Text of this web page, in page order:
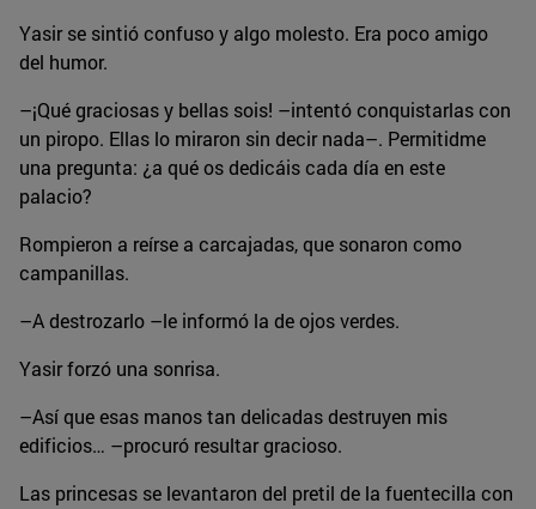
Yasir se sintió confuso y algo molesto. Era poco amigo
del humor.
–¡Qué graciosas y bellas sois! –intentó conquistarlas con
un piropo. Ellas lo miraron sin decir nada–. Permitidme
una pregunta: ¿a qué os dedicáis cada día en este
palacio?
Rompieron a reírse a carcajadas, que sonaron como
campanillas.
–A destrozarlo –le informó la de ojos verdes.
Yasir forzó una sonrisa.
–Así que esas manos tan delicadas destruyen mis
edificios… –procuró resultar gracioso.
Las princesas se levantaron del pretil de la fuentecilla con